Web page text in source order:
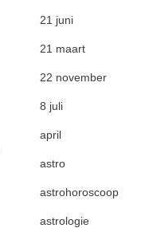
21 juni
21 maart
22 november
8 juli
april
astro
astrohoroscoop
astrologie